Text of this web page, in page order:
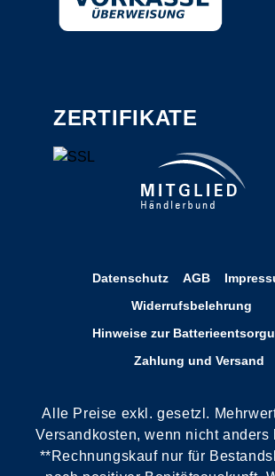
ZERTIFIKATE
Datenschutz AGB
Widerrufsbelehrung
Hinweise zur
Zahlung und Versand
Alle Preise exkl. gesetzl.
Versandkosten, wenn nicht anders
**Rechnungskauf nur für